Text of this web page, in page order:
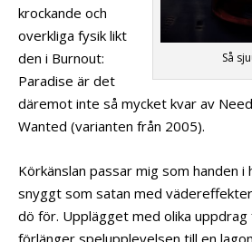
Så
krockande och
overkliga fysik likt
den i Burnout:
Paradise är det
däremot inte så mycket kvar av
Wanted (varianten från 2005).
Körkänslan passar mig som handen i
snyggt som satan med
dö för. Upplägget med olika uppdrag
förlänger spelupplevelsen till en